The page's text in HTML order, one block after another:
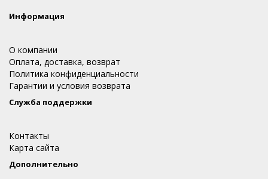
Информация
О компании
Оплата, доставка, возврат
Политика конфиденциальности
Гарантии и условия возврата
Служба поддержки
Контакты
Карта сайта
Дополнительно